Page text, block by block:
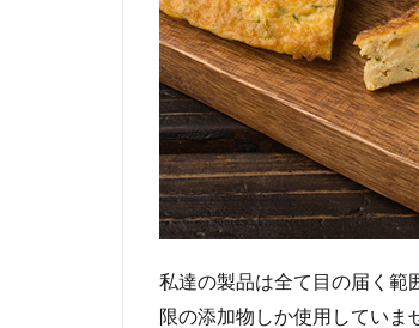
私達の製品は全て目の届く範
限の添加物しか使用していま